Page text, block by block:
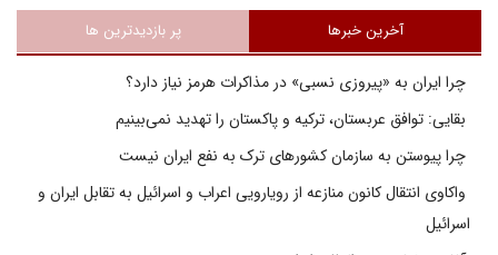
آخرین خبرها پر بازدیدترین ها
چرا ایران به «پیروزی نسبی» در مذاکرات هرمز نیاز دارد؟
بقایی: توافق عربستان، ترکیه و پاکستان را تهدید نمی‌بینیم
چرا پیوستن به سازمان کشورهای ترک به نفع ایران نیست
واکاوی انتقال کانون منازعه از رویارویی اعراب و اسرائیل به تقابل ایران و
اسرائیل